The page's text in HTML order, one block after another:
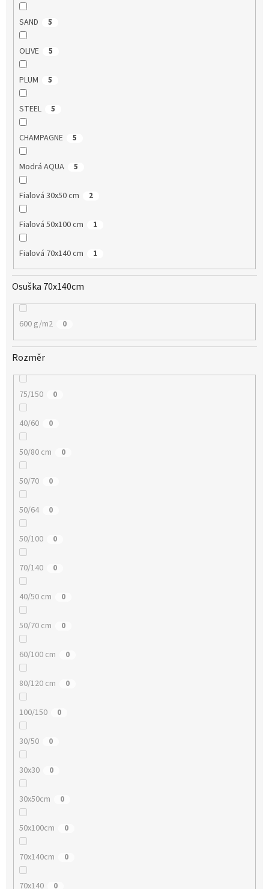
SAND 5
OLIVE 5
PLUM 5
STEEL 5
CHAMPAGNE 5
Modrá AQUA 5
Fialová 30x50 cm 2
Fialová 50x100 cm 1
Fialová 70x140 cm 1
Osuška 70x140cm
600 g/m2 0
Rozměr
75/150 0
40/60 0
50/80 cm 0
50/70 0
50/64 0
50/100 0
70/140 0
40/50 cm 0
50/70 cm 0
60/100 cm 0
80/120 cm 0
100/150 0
30/50 0
30x30 0
30x50cm 0
50x100cm 0
70x140cm 0
70x140 0